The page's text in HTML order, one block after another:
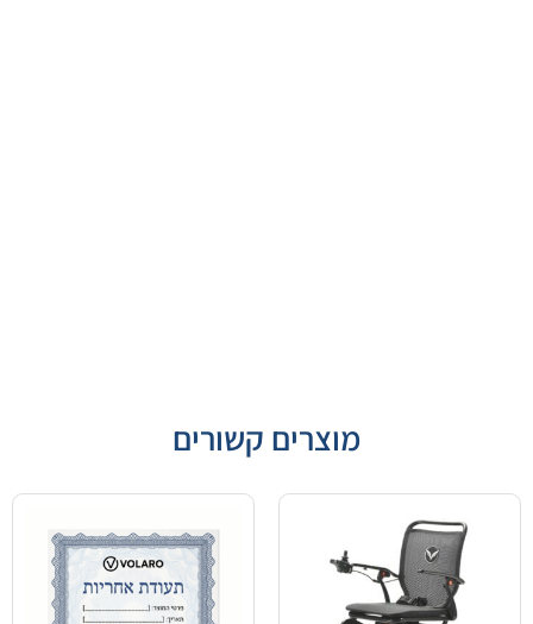
מוצרים קשורים